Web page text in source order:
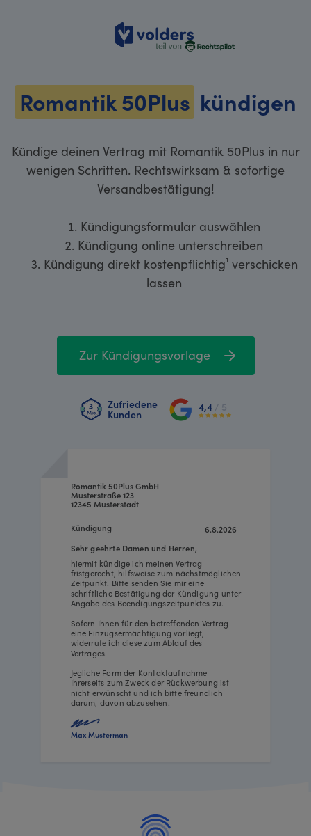
volders
Romantik 50Plus kündigen
Kündige deinen Vertrag mit Romantik 50Plus in nur
wenigen Schritten. Rechtswirksam & sofortige
Versandbestätigung!
Kündigungsformular auswählen
Kündigung online unterschreiben
Kündigung direkt kostenpflichtig¹ verschicken
lassen
Zur Kündigungsvorlage
Zufriedene
Kunden
4,4 / 5
6.8.2026
Romantik 50Plus GmbH
Musterstraße 123
12345 Musterstadt
hiermit kündige ich meinen Vertrag
fristgerecht, hilfsweise zum nächstmöglichen
Zeitpunkt. Bitte senden Sie mir eine
schriftliche Bestätigung der Kündigung unter
Angabe des Beendigungszeitpunktes zu.
Sofern Ihnen für den betreffenden Vertrag
eine Einzugsermächtigung vorliegt,
widerrufe ich diese zum Ablauf des
Vertrages.
Jegliche Form der Kontaktaufnahme
Ihrerseits zum Zweck der Rückwerbung ist
nicht erwünscht und ich bitte freundlich
darum, davon abzusehen.
Sehr geehrte Damen und Herren,
Kündigung
Max Musterman